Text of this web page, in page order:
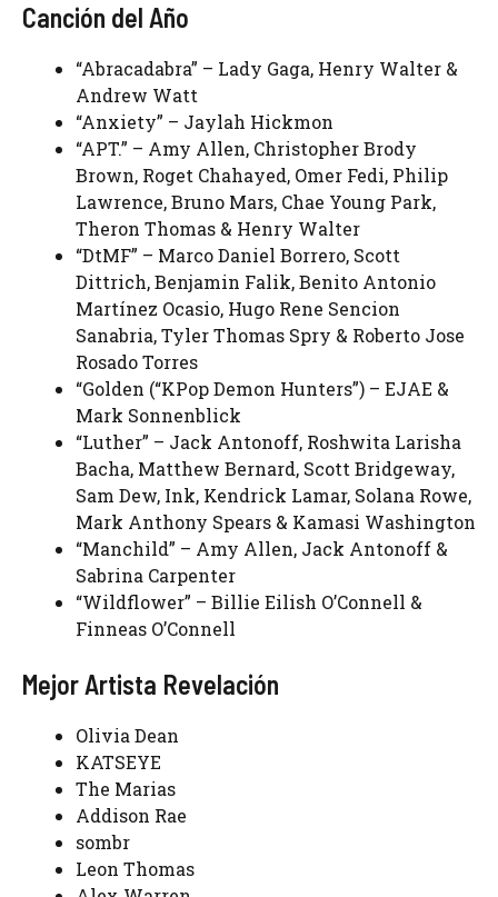
Canción del Año
“Abracadabra” – Lady Gaga, Henry Walter &
Andrew Watt
“Anxiety” – Jaylah Hickmon
“APT.” – Amy Allen, Christopher Brody
Brown, Roget Chahayed, Omer Fedi, Philip
Lawrence, Bruno Mars, Chae Young Park,
Theron Thomas & Henry Walter
“DtMF” – Marco Daniel Borrero, Scott
Dittrich, Benjamin Falik, Benito Antonio
Martínez Ocasio, Hugo Rene Sencion
Sanabria, Tyler Thomas Spry & Roberto Jose
Rosado Torres
“Golden (“KPop Demon Hunters”) – EJAE &
Mark Sonnenblick
“Luther” – Jack Antonoff, Roshwita Larisha
Bacha, Matthew Bernard, Scott Bridgeway,
Sam Dew, Ink, Kendrick Lamar, Solana Rowe,
Mark Anthony Spears & Kamasi Washington
“Manchild” – Amy Allen, Jack Antonoff &
Sabrina Carpenter
“Wildflower” – Billie Eilish O’Connell &
Finneas O’Connell
Mejor Artista Revelación
Olivia Dean
KATSEYE
The Marias
Addison Rae
sombr
Leon Thomas